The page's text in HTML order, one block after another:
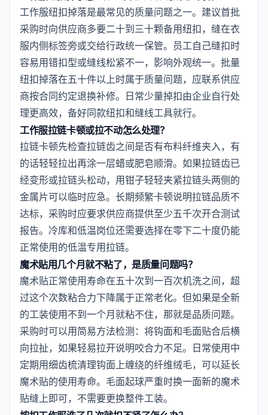
工作服纽扣掉落是最常见的质量问题之一。建议首批
采购时向供应商多要二十到三十颗备用纽扣，缝在衣
服内侧标签旁或交给行政统一保管。员工自己缝扣时
容易用错扣型或缝线松紧不一，影响外观统一。批量
纽扣掉落在五十件以上时属于质量问题，应联系供应
商按合同约定退换补修。日常少量掉扣由企业自行处
理更高效，备好同款纽扣和缝线工具就行。
工作服拉链卡顿或拉不动怎么处理？
拉链卡顿先检查拉链齿之间是否有布料纤维夹入，有
的话轻轻拉出再涂一层蜡或肥皂顺滑。如果拉链齿已
经变形或拉链头松动，用钳子轻轻夹紧拉链头两侧的
金属片可以临时应急。长期频繁卡顿说明拉链品质不
达标，采购时应要求供应商提供至少五千次开合测试
报告。冷库和低温岗位还需要选择在零下二十度仍能
正常使用的低温专用拉链。
魔术贴用几个月就不粘了，是质量问题吗？
魔术贴正常使用寿命在五十次到一百次机洗之间，超
过这个次数粘合力下降属于正常老化。但如果是全新
的工装使用不到一个月就粘不住，那就是品质问题。
采购时可以用简易方法检测：将钩面和毛面贴合后横
向拉扯，如果轻易拉开说明咬合力不足。日常使用中
定期用细齿梳清理钩面上缠绕的纤维绒毛，可以延长
魔术贴的使用寿命。毛面起球严重时换一面新的魔术
贴缝上即可，不需要更换整件工装。